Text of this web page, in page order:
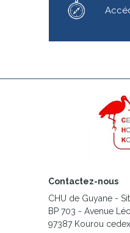
Contactez-nous
CHU de Guyane -
BP 703 - Avenue
97387 Kourou